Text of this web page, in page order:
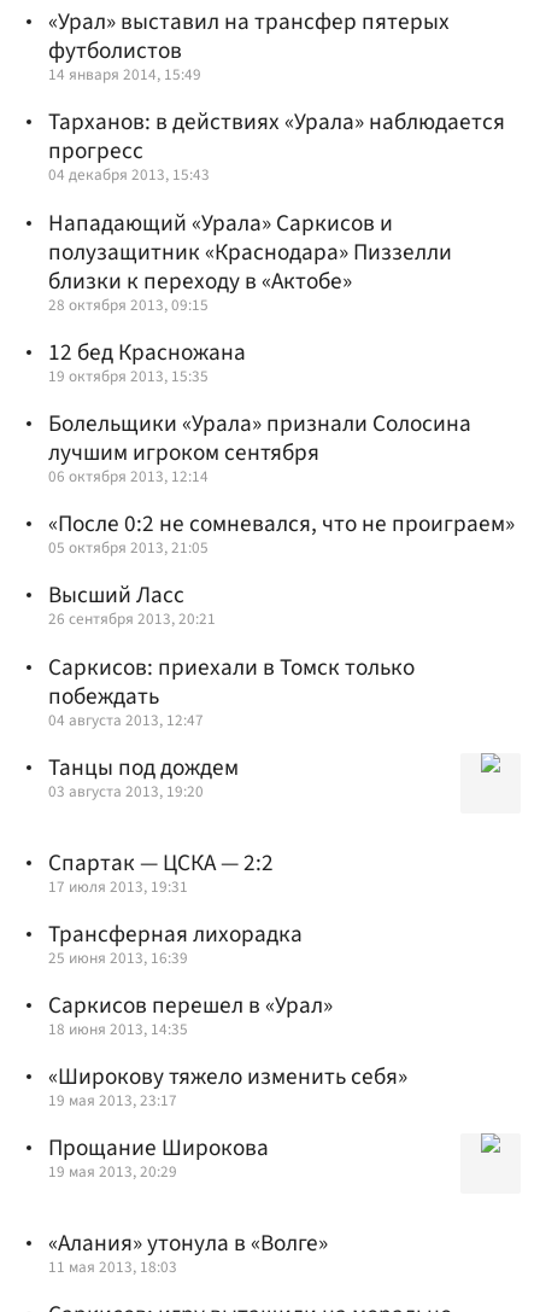
«Урал» выставил на трансфер пятерых
футболистов
14 января 2014, 15:49
Тарханов: в действиях «Урала» наблюдается
прогресс
04 декабря 2013, 15:43
Нападающий «Урала» Саркисов и
полузащитник «Краснодара» Пиззелли
близки к переходу в «Актобе»
28 октября 2013, 09:15
12 бед Красножана
19 октября 2013, 15:35
Болельщики «Урала» признали Солосина
лучшим игроком сентября
06 октября 2013, 12:14
«После 0:2 не сомневался, что не проиграем»
05 октября 2013, 21:05
Высший Ласс
26 сентября 2013, 20:21
Саркисов: приехали в Томск только
побеждать
04 августа 2013, 12:47
Танцы под дождем
03 августа 2013, 19:20
Спартак — ЦСКА — 2:2
17 июля 2013, 19:31
Трансферная лихорадка
25 июня 2013, 16:39
Саркисов перешел в «Урал»
18 июня 2013, 14:35
«Широкову тяжело изменить себя»
19 мая 2013, 23:17
Прощание Широкова
19 мая 2013, 20:29
«Алания» утонула в «Волге»
11 мая 2013, 18:03